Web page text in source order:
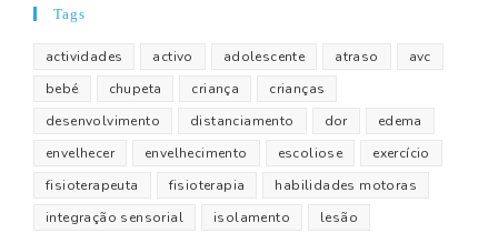
Tags
actividades activo adolescente atraso
avc
bebé
chupeta criança
crianças
desenvolvimento
distanciamento dor
edema
envelhecer
envelhecimento escoliose
exercício
fisioterapeuta
fisioterapia
habilidades motoras
integração sensorial
isolamento
lesão